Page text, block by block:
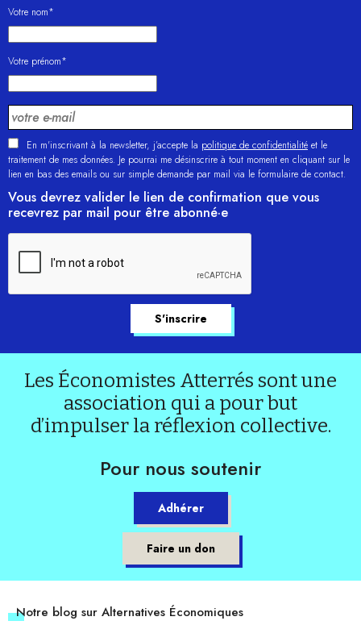
Votre nom*
Votre prénom*
En m'inscrivant à la newsletter, j’accepte la politique de confidentialité et le
traitement de mes données. Je pourrai me désinscrire à tout moment en cliquant sur le
lien en bas des emails ou sur simple demande par mail via le formulaire de contact.
Vous devrez valider le lien de confirmation que vous
recevrez par mail pour être abonné·e
Les Économistes Atterrés sont une
association qui a pour but
d’impulser la réflexion collective.
Pour nous soutenir
Adhérer
Faire un don
Notre blog sur Alternatives Économiques